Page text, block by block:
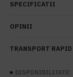
SPECIFICATII
OPINII
TRANSPORT RAPID
DISPONIBILITATE: